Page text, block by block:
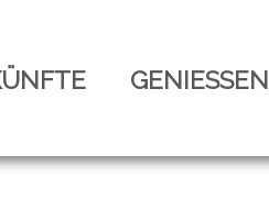
GENIESSEN